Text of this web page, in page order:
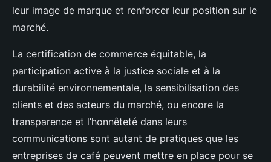
leur image de marque et renforcer leur position sur le
marché.
La certification de commerce équitable, la
participation active à la justice sociale et à la
durabilité environnementale, la sensibilisation des
clients et des acteurs du marché, ou encore la
transparence et l’honnêteté dans leurs
communications sont autant de pratiques que les
entreprises de café peuvent mettre en place pour se